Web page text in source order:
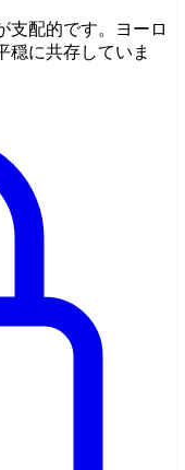
支配的です。ヨーロ
穏に共存していま